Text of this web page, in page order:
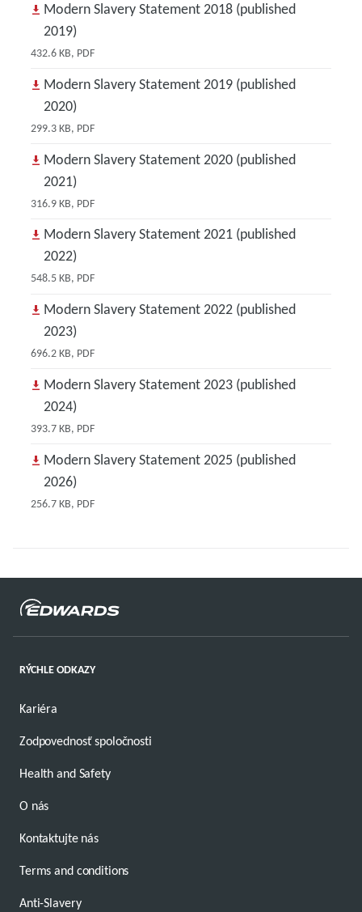
Modern Slavery Statement 2018 (published
2019)
432.6 KB, PDF
Modern Slavery Statement 2019 (published
2020)
299.3 KB, PDF
Modern Slavery Statement 2020 (published
2021)
316.9 KB, PDF
Modern Slavery Statement 2021 (published
2022)
548.5 KB, PDF
Modern Slavery Statement 2022 (published
2023)
696.2 KB, PDF
Modern Slavery Statement 2023 (published
2024)
393.7 KB, PDF
Modern Slavery Statement 2025 (published
2026)
256.7 KB, PDF
RÝCHLE ODKAZY
Kariéra
Zodpovednosť spoločnosti
Health and Safety
O nás
Kontaktujte nás
Terms and conditions
Anti-Slavery